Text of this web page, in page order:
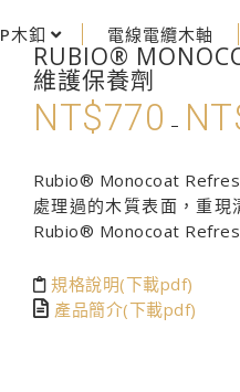
P木釦 電線電纜木軸
RUBIO®
維護保養劑
NT$770 –
Rubio® Monocoat
處理過的木質表面，重
Rubio® Monocoat
規格說明(下載pdf)
產品簡介(下載pdf)